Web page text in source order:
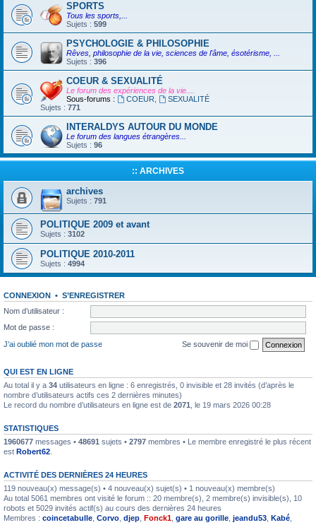
SPORTS
Tous les sports,...
Sujets : 599
PSYCHOLOGIE & PHILOSOPHIE
Rêves, philosophie de la vie, sciences de l'âme, ésotérisme, ...
Sujets : 396
COEUR & SEXUALITÉ
Le forum des expériences de la vie....
Sous-forums :
COEUR
SEXUALITÉ
Sujets : 771
INTERALDYS AUTOUR DU MONDE
Le forum des langues étrangères...
Sujets : 96
:: ARCHIVES
archives
Sujets : 791
POLITIQUE 2009 et avant
Sujets : 3102
POLITIQUE 2010-2011
Sujets : 4994
CONNEXION • S’ENREGISTRER
Nom d’utilisateur :
Mot de passe :
J’ai oublié mon mot de passe
Se souvenir de moi
QUI EST EN LIGNE
Au total il y a 34 utilisateurs en ligne : 6 enregistrés, 0 invisible et 28 invités (d’après le
nombre d’utilisateurs actifs ces 2 dernières minutes)
Le record du nombre d’utilisateurs en ligne est de 2071 , le 19 mars 2026 00:28
STATISTIQUES
1960677 messages • 48691 sujets • 2797 membres • Le membre enregistré le plus récent
est Robert62
ACTIVITÉ DES DERNIÈRES 24 HEURES
119 nouveau(x) message(s) • 4 nouveau(x) sujet(s) • 1 nouveau(x) membre(s)
Au total 5061 membres ont visité le forum :: 20 membre(s), 2 membre(s) invisible(s), 10
robots et 5029 invités actif(s) au cours des dernières 24 heures
Membres : coincetabulle Corvo djep Fonck1 gare au gorille jeandu53 Kabé